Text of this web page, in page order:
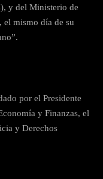
y del Ministerio de
el mismo día de su
por el Presidente
y Finanzas, el
y Derechos